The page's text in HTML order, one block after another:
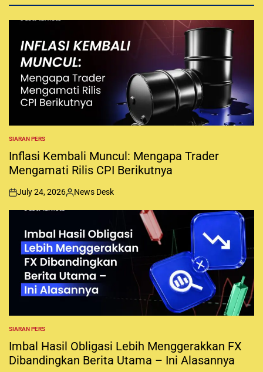
P
O
S
T
I
SIARAN PERS
Inflasi Kembali Muncul: Mengapa Trader
Mengamati Rilis CPI Berikutnya
o
n
July 24, 2026
P
o
t
e
d
b
y
News Desk
P
O
S
T
SIARAN PERS
Imbal Hasil Obligasi Lebih Menggerakkan FX
Dibandingkan Berita Utama – Ini Alasannya